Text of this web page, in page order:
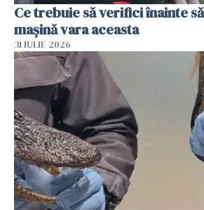
Ce trebuie să verifici înainte
mașină vara aceasta
31 IULIE 2026